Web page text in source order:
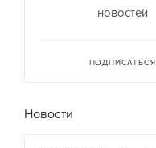
новостей
ПОДПИСАТЬСЯ
Новости